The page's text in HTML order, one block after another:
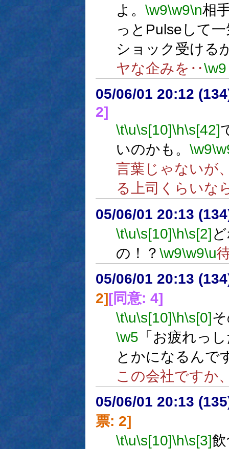
よ。 \w9\w9\n相
っとPulseして
ショック受ける
ヤな企みを‥\w9
05/06/01 20:12
2]
\t\u\s[10]\h\s[42]
いのかも。 \w9
言葉じゃないが
る上司くらいな
05/06/01 20:13
\t\u\s[10]\h\s[2]
の！？ \w9\w9\u
05/06/01 20:13
2][同意: 4]
\t\u\s[10]\h\s[0]
\w5 「お疲れっ
とかになるんで
この会社ですか
05/06/01 20:13
票: 2]
\t\u\s[10]\h\s[3]